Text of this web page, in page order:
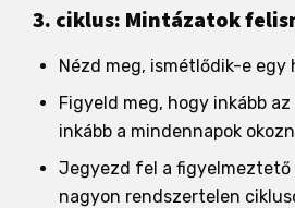
3. ciklus: Mintázatok
Nézd meg, ismétlődik-e egy
Figyeld meg, hogy inkább
inkább a mindennapok
Jegyezd fel a figyelmeztető
nagyon rendszertelen